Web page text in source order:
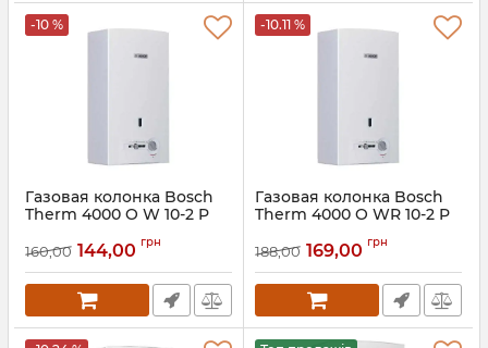
-10 %
Газовая колонка Bosch
Therm 4000 O W 10-2 P
160,00 144,00 грн
-10.11 %
Газовая колонка Bosch
Therm 4000 O WR 10-2 P
188,00 169,00 грн